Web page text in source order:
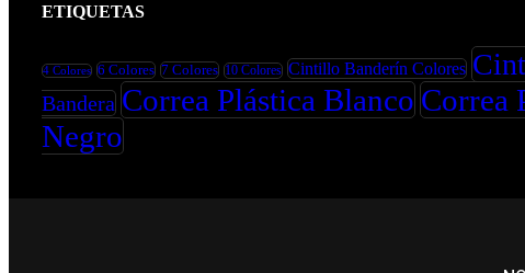
ETIQUETAS
4 Colores 6 Colores 7 Colores 10 Colores Cintillo Banderín Colores
Bandera Correa Plástica Blanco Correa
Negro